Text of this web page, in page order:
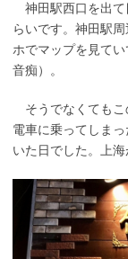
神田駅西口を出て
らいです。神田駅
ホでマップを見て
音痴）。
そうでなくてもこ
電車に乗ってしま
いた日でした。上